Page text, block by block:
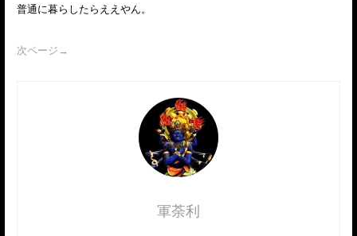
普通に暮らしたらええやん。
次ページ→
軍荼利